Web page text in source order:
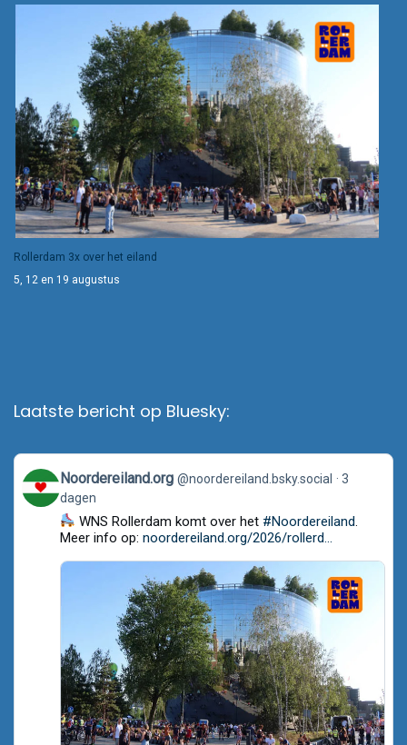
Rollerdam 3x over het eiland
5, 12 en 19 augustus
Laatste bericht op Bluesky:
View
post
by
Noordereiland.org
Bluesky
Noordereiland.org @noordereiland.bsky.social
3
dagen
WNS Rollerdam komt over het #Noordereiland.
Meer info op: noordereiland.org/2026/rollerd...